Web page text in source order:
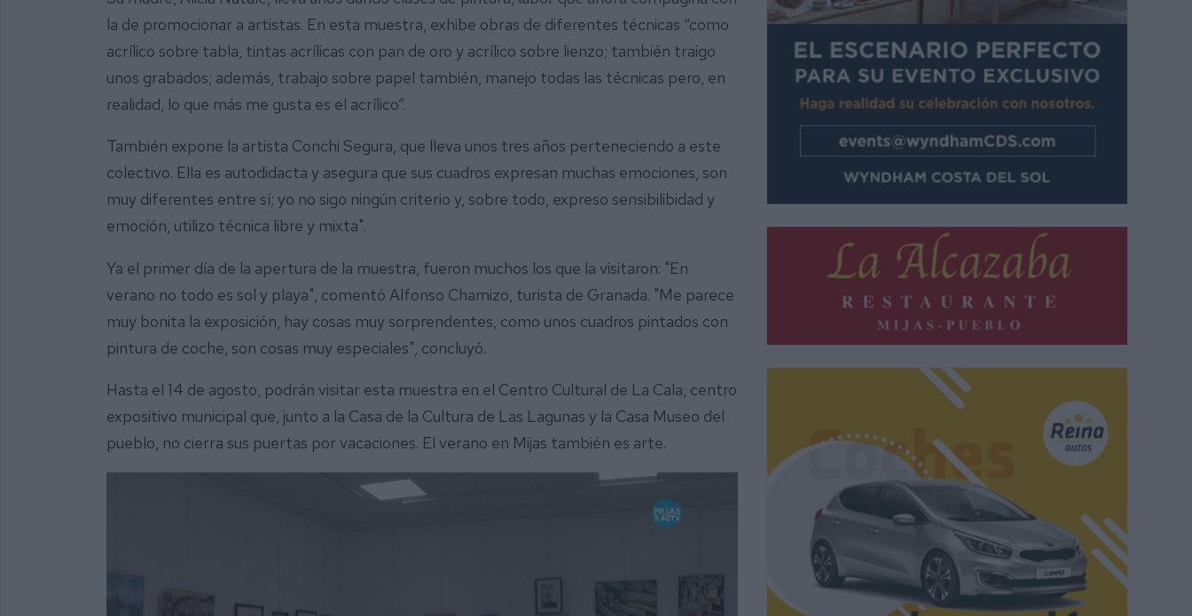
la de promocionar a artistas. En esta muestra, exhibe obras de diferentes técnicas “como
acrílico sobre tabla, tintas acrílicas con pan de oro y acrílico sobre lienzo; también traigo
unos grabados; además, trabajo sobre papel también, manejo todas las técnicas pero, en
realidad, lo que más me gusta es el acrílico”.
También expone la artista Conchi Segura, que lleva unos tres años perteneciendo a este
colectivo. Ella es autodidacta y asegura que sus cuadros expresan muchas emociones, son
muy diferentes entre sí; yo no sigo ningún criterio y, sobre todo, expreso sensibilibidad y
emoción, utilizo técnica libre y mixta".
Ya el primer día de la apertura de la muestra, fueron muchos los que la visitaron: "En
verano no todo es sol y playa", comentó Alfonso Chamizo, turista de Granada. "Me parece
muy bonita la exposición, hay cosas muy sorprendentes, como unos cuadros pintados con
pintura de coche, son cosas muy especiales", concluyó.
Hasta el 14 de agosto, podrán visitar esta muestra en el Centro Cultural de La Cala, centro
expositivo municipal que, junto a la Casa de la Cultura de Las Lagunas y la Casa Museo del
pueblo, no cierra sus puertas por vacaciones. El verano en Mijas también es arte.